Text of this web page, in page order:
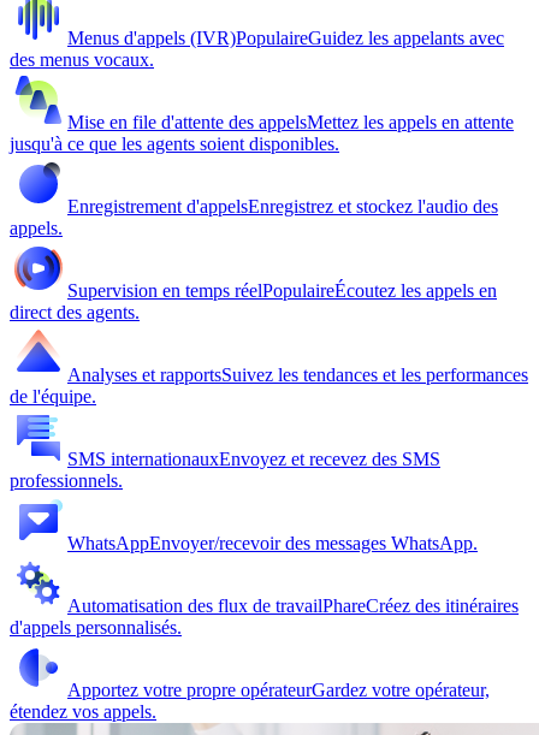
Menus d'appels (IVR)PopulaireGuidez les appelants avec
des menus vocaux.
Mise en file d'attente des appelsMettez les appels en attente
jusqu'à ce que les agents soient disponibles.
Enregistrement d'appelsEnregistrez et stockez l'audio des
appels.
Supervision en temps réelPopulaireÉcoutez les appels en
direct des agents.
Analyses et rapportsSuivez les tendances et les performances
de l'équipe.
SMS internationauxEnvoyez et recevez des SMS
professionnels.
WhatsAppEnvoyer/recevoir des messages WhatsApp.
Automatisation des flux de travailPhareCréez des itinéraires
d'appels personnalisés.
Apportez votre propre opérateurGardez votre opérateur,
étendez vos appels.